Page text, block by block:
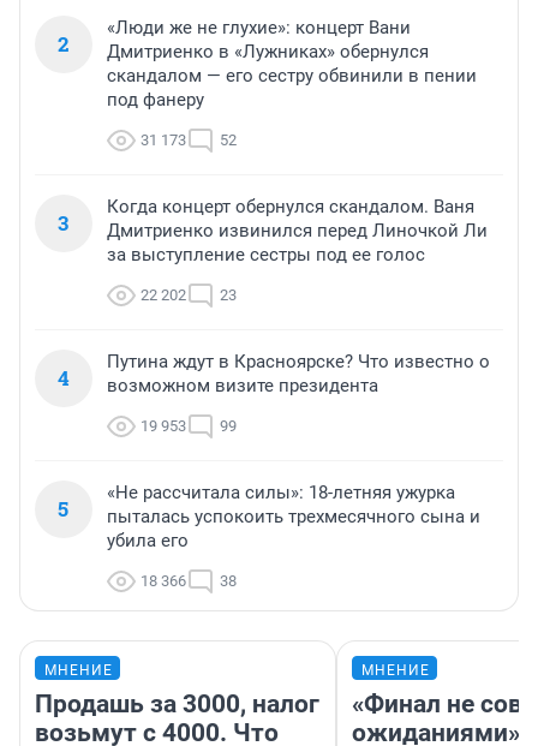
2
«Люди же не глухие»: концерт Вани
Дмитриенко в «Лужниках» обернулся
скандалом — его сестру обвинили в пении
под фанеру
31 173 52
3
Когда концерт обернулся скандалом. Ваня
Дмитриенко извинился перед Линочкой Ли
за выступление сестры под ее голос
22 202 23
4
Путина ждут в Красноярске? Что известно о
возможном визите президента
19 953 99
5
«Не рассчитала силы»: 18-летняя ужурка
пыталась успокоить трехмесячного сына и
убила его
18 366 38
МНЕНИЕ
Продашь за 3000, налог
возьмут с 4000. Что
МНЕНИЕ
«Финал не
ожиданиями»: